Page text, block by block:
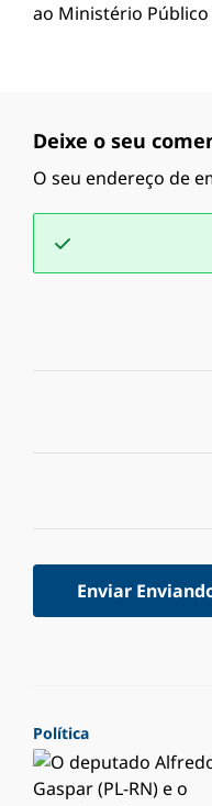
ao Ministério
Deixe o seu
O seu endereço de
Enviar
Política